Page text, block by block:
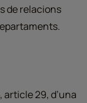
de relacions
29, d’una